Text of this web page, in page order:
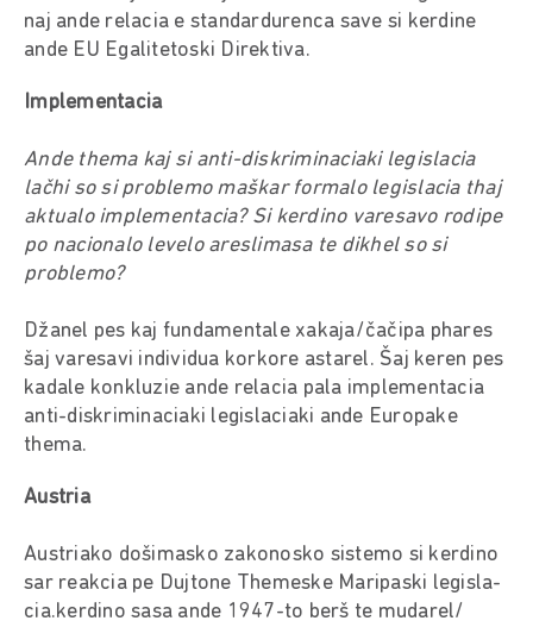
naj ande relacia e standardurenca save si kerdine
ande EU Egalitetoski Direktiva.
Implementacia
Ande thema kaj si anti-diskriminaciaki legislacia
lačhi so si problemo maškar formalo legislacia thaj
aktualo implementacia? Si kerdino varesavo rodipe
po nacionalo levelo areslimasa te dikhel so si
problemo?
Džanel pes kaj fundamentale xakaja/čačipa phares
šaj varesavi individua korkore astarel. Šaj keren pes
kadale konkluzie ande relacia pala implementacia
anti-diskriminaciaki legislaciaki ande Europake
thema.
Austria
Austriako došimasko zakonosko sistemo si kerdino
sar reakcia pe Dujtone Themeske Maripaski legisla-
cia.kerdino sasa ande 1947-to berš te mudarel/